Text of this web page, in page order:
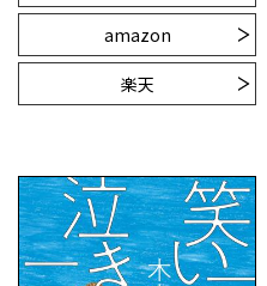
amazon
楽天